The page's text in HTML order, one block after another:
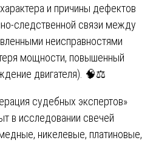
и причины дефектов
следственной связи между
неисправностями
мощности, повышенный
двигателя). 🧠⚖️
судебных экспертов»
в исследовании свечей
никелевые, платиновые,